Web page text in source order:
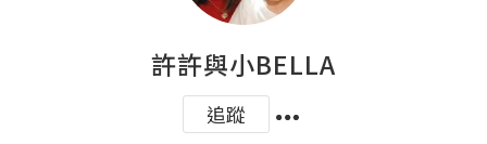
許許與小BELLA
追蹤